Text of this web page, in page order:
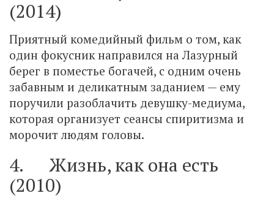
(2014)
Приятный комедийный фильм о том, как
один фокусник направился на Лазурный
берег в поместье богачей, с одним очень
забавным и деликатным заданием — ему
поручили разоблачить девушку-медиума,
которая организует сеансы спиритизма и
морочит людям головы.
4. Жизнь, как она есть
(2010)